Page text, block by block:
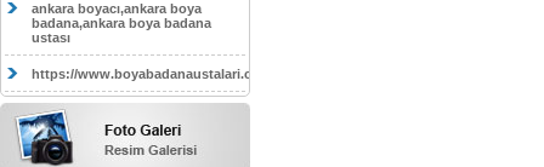
ankara boyacı,ankara boya
badana,ankara boya badana
ustası
https://www.boyabadanaustalari.com/